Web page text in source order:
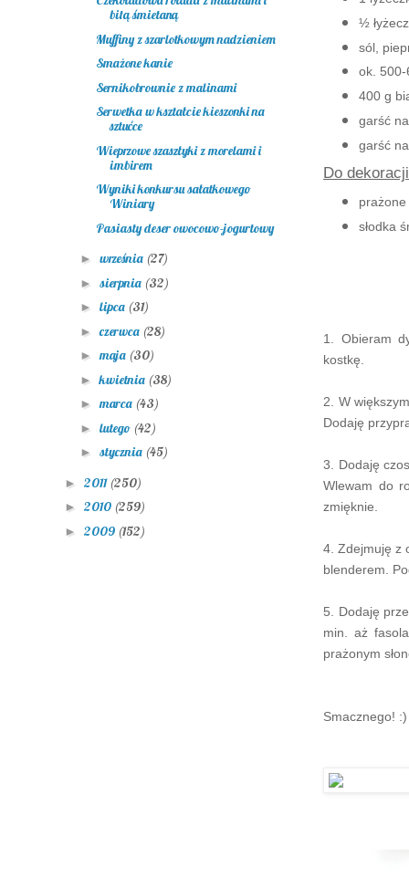
½
sól,
ok.
400 g
garść
garść
Do
prażone
słodka
1. Obieram
kostkę.
2. W
Dodaję
3. Dodaję
Wlewam do
zmięknie.
4. Zdejmuję z
blenderem.
5. Dodaję
min. aż
prażonym
Smacznego! :)
bitą śmietaną
Muffiny z szarlotkowym nadzieniem
Smażone kanie
Sernikobrownie z malinami
Serwetka w kształcie kieszonki na
sztućce
Wieprzowe szaszłyki z morelami i
imbirem
Wyniki konkursu sałatkowego
Winiary
Pasiasty deser owocowo-jogurtowy
► września (27)
► sierpnia (32)
► lipca (31)
►czerwca (28)
►maja (30)
►kwietnia (38)
►marca (43)
► lutego (42)
► stycznia (45)
► 2011 (250)
► 2010 (259)
► 2009 (152)